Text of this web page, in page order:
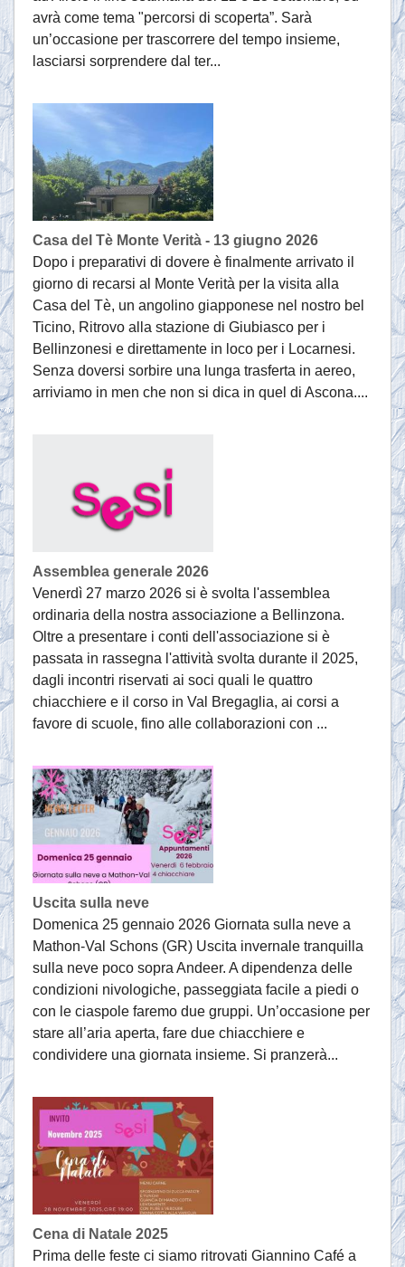
avrà come tema "percorsi di scoperta”. Sarà
un’occasione per trascorrere del tempo insieme,
lasciarsi sorprendere dal ter...
Casa del Tè Monte Verità - 13 giugno 2026
Dopo i preparativi di dovere è finalmente arrivato il
giorno di recarsi al Monte Verità per la visita alla
Casa del Tè, un angolino giapponese nel nostro bel
Ticino, Ritrovo alla stazione di Giubiasco per i
Bellinzonesi e direttamente in loco per i Locarnesi.
Senza doversi sorbire una lunga trasferta in aereo,
arriviamo in men che non si dica in quel di Ascona....
Assemblea generale 2026
Venerdì 27 marzo 2026 si è svolta l'assemblea
ordinaria della nostra associazione a Bellinzona.
Oltre a presentare i conti dell'associazione si è
passata in rassegna l'attività svolta durante il 2025,
dagli incontri riservati ai soci quali le quattro
chiacchiere e il corso in Val Bregaglia, ai corsi a
favore di scuole, fino alle collaborazioni con ...
Uscita sulla neve
Domenica 25 gennaio 2026 Giornata sulla neve a
Mathon-Val Schons (GR) Uscita invernale tranquilla
sulla neve poco sopra Andeer. A dipendenza delle
condizioni nivologiche, passeggiata facile a piedi o
con le ciaspole faremo due gruppi. Un’occasione per
stare all’aria aperta, fare due chiacchiere e
condividere una giornata insieme. Si pranzerà...
Cena di Natale 2025
Prima delle feste ci siamo ritrovati Giannino Café a